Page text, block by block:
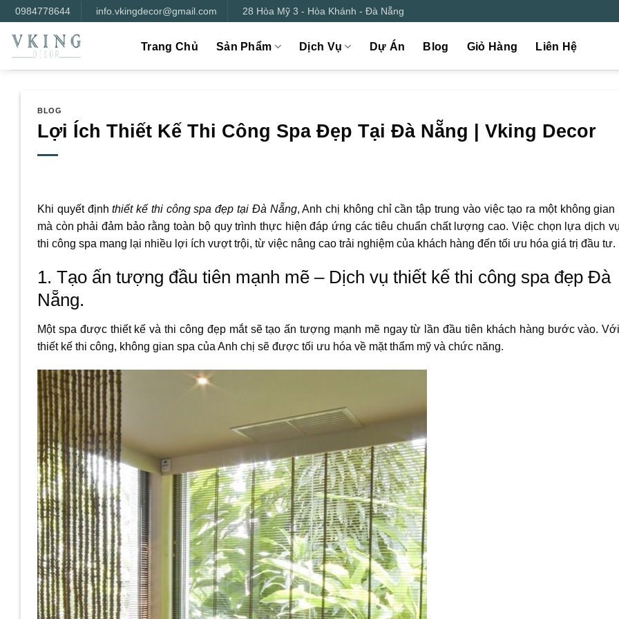
qua
nội
dung
0984778644 info.vkingdecor@gmail.com 28 Hòa Mỹ 3 - Hòa Khánh - Đà Nẵng
Trang Chủ Sản Phẩm Dịch Vụ Dự Án Blog Giỏ Hàng Liên Hệ
BLOG
Lợi Ích Thiết Kế Thi Công Spa Đẹp Tại Đà Nẵng | Vking Decor
Khi quyết địnhthiết kế thi công spa đẹp tại Đà Nẵng, Anh chị không chỉ cần tập trung vào việc tạo ra một không gian
mà còn phải đảm bảo rằng toàn bộ quy trình thực hiện đáp ứng các tiêu chuẩn chất lượng cao. Việc chọn lựa dịch
thi công spa mang lại nhiều lợi ích vượt trội, từ việc nâng cao trải nghiệm của khách hàng đến tối ưu hóa giá trị đầu tư.
1. Tạo ấn tượng đầu tiên mạnh mẽ – Dịch vụ thiết kế thi công spa đẹp Đà
Nẵng.
Một spa được thiết kế và thi công đẹp mắt sẽ tạo ấn tượng mạnh mẽ ngay từ lần đầu tiên khách hàng bước vào.
thiết kế thi công, không gian spa của Anh chị sẽ được tối ưu hóa về mặt thẩm mỹ và chức năng.